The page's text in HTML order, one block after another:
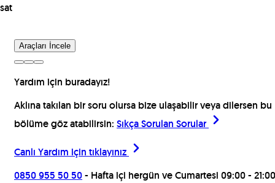
Araçları İncele
Yardım için buradayız!
Aklına takılan bir soru olursa bize ulaşabilir veya dilersen bu
bölüme göz atabilirsin: Sıkça Sorulan Sorular
Canlı Yardım için tıklayınız
0850 955 50 50- Hafta içi hergün ve Cumartesi 09:00 - 21:00